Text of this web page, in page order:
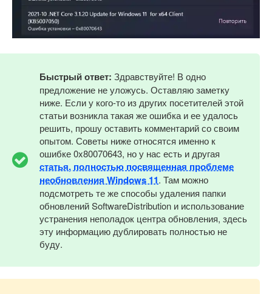
Быстрый ответ: Здравствуйте! В одно
предложение не уложусь. Оставляю заметку
ниже. Если у кого-то из других посетителей этой
статьи возникла такая же ошибка и ее удалось
решить, прошу оставить комментарий со своим
опытом. Советы ниже относятся именно к
ошибке 0x80070643, но у нас есть и другая
статья, полностью посвященная проблеме
необновления Windows 11. Там можно
подсмотреть те же способы удаления папки
обновлений SoftwareDistribution и использование
устранения неполадок центра обновления, здесь
эту информацию дублировать полностью не
буду.